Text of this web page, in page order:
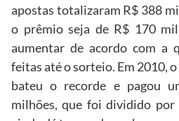
apostas totalizaram R$ 388
o prêmio seja de R$ 170
aumentar de acordo com a
feitas até o sorteio. Em 2010,
bateu o recorde e pagou
milhões, que foi dividido por